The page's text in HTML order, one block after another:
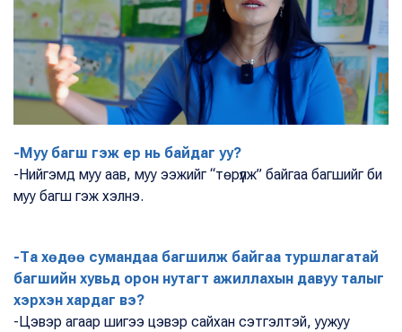
-Муу багш гэж ер нь байдаг уу?
-Нийгэмд муу аав, муу ээжийг “төрүүлж” байгаа багшийг би
муу багш гэж хэлнэ.
-Та хөдөө сумандаа багшилж байгаа туршлагатай
багшийн хувьд орон нутагт ажиллахын давуу талыг
хэрхэн хардаг вэ?
-Цэвэр агаар шигээ цэвэр сайхан сэтгэлтэй, уужуу